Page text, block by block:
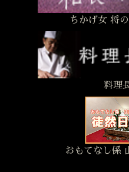
ちかげ女 将
料理
おもてなし係